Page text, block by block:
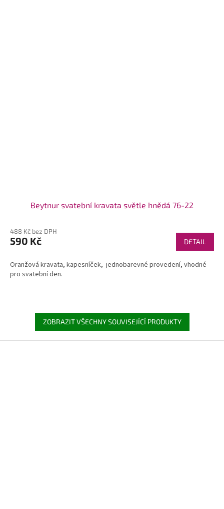
Beytnur svatební kravata světle hnědá 76-22
488 Kč bez DPH
590 Kč DETAIL
Oranžová kravata, kapesníček, jednobarevné provedení, vhodné
pro svatební den.
ZOBRAZIT VŠECHNY SOUVISEJÍCÍ PRODUKTY